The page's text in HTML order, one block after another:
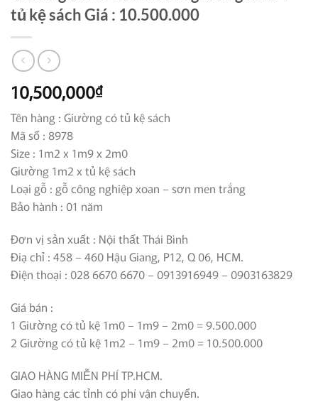
tủ kệ sách Giá : 10.500.000
10,500,000₫
Tên hàng : Giường có tủ kệ sách
Mã số : 8978
Size : 1m2 x 1m9 x 2m0
Giường 1m2 x tủ kệ sách
Loại gỗ : gỗ công nghiệp xoan – sơn men trắng
Bảo hành : 01 năm
Đơn vị sản xuất : Nội thất Thái Bình
Điạ chỉ : 458 – 460 Hậu Giang, P12, Q 06, HCM.
Điện thoại : 028 6670 6670 – 0913916949 – 0903163829
Giá bán :
1 Giường có tủ kệ 1m0 – 1m9 – 2m0 = 9.500.000
2 Giường có tủ kệ 1m2 – 1m9 – 2m0 = 10.500.000
GIAO HÀNG MIỄN PHÍ TP.HCM.
Giao hàng các tỉnh có phí vận chuyển.